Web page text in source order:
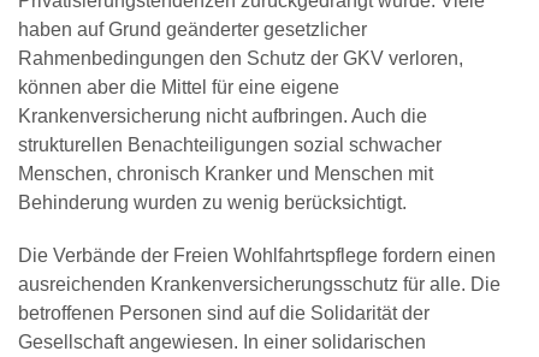
haben auf Grund geänderter gesetzlicher
Rahmenbedingungen den Schutz der GKV verloren,
können aber die Mittel für eine eigene
Krankenversicherung nicht aufbringen. Auch die
strukturellen Benachteiligungen sozial schwacher
Menschen, chronisch Kranker und Menschen mit
Behinderung wurden zu wenig berücksichtigt.
Die Verbände der Freien Wohlfahrtspflege fordern einen
ausreichenden Krankenversicherungsschutz für alle. Die
betroffenen Personen sind auf die Solidarität der
Gesellschaft angewiesen. In einer solidarischen